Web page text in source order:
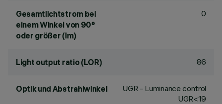
Gesamtlichtstrom bei
einem Winkel von 90°
oder größer (lm)
0
Light output ratio (LOR) 86
Optik und Abstrahlwinkel
UGR - Luminance control
UGR<19